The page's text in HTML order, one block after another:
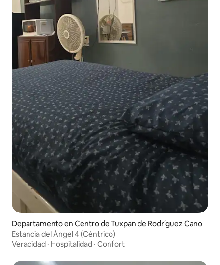
Departamento en Centro de Tuxpan de Rodríguez Cano
Estancia del Ángel 4 (Céntrico)
Veracidad · Hospitalidad · Confort